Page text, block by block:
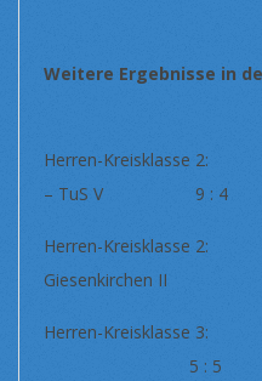
Weitere Ergebnisse in
Herren-Kreisklasse
– TuS V 9 : 4
Herren-Kreisklasse
Giesenkirchen II
Herren-Kreisklasse
5 : 5